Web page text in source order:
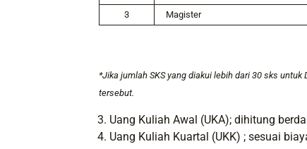
3
Magister
*Jika jumlah SKS yang diakui lebih dari 30 sks
tersebut.
Uang Kuliah Awal (UKA); dihitung
Uang Kuliah Kuartal (UKK) ; sesuai